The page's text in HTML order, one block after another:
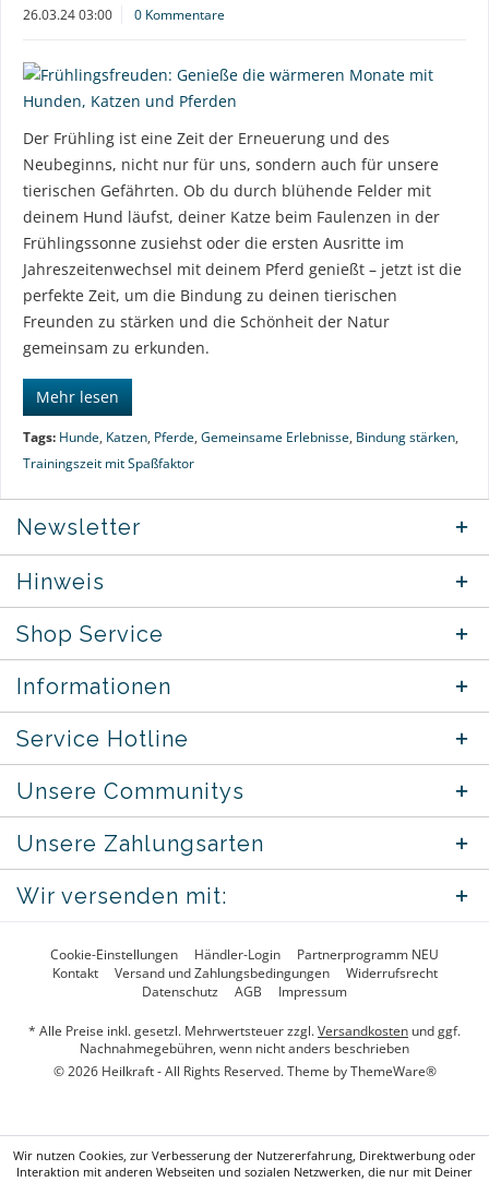
26.03.24 03:00 0 Kommentare
Der Frühling ist eine Zeit der Erneuerung und des
Neubeginns, nicht nur für uns, sondern auch für unsere
tierischen Gefährten. Ob du durch blühende Felder mit
deinem Hund läufst, deiner Katze beim Faulenzen in der
Frühlingssonne zusiehst oder die ersten Ausritte im
Jahreszeitenwechsel mit deinem Pferd genießt – jetzt ist die
perfekte Zeit, um die Bindung zu deinen tierischen
Freunden zu stärken und die Schönheit der Natur
gemeinsam zu erkunden.
Mehr lesen
Tags: Hunde, Katzen, Pferde, Gemeinsame Erlebnisse, Bindung stärken,
Trainingszeit mit Spaßfaktor
Newsletter
Hinweis
Shop Service
Informationen
Service Hotline
Unsere Communitys
Unsere Zahlungsarten
Wir versenden mit:
Cookie-Einstellungen Händler-Login
Partnerprogramm NEU
Kontakt
Versand und Zahlungsbedingungen
Widerrufsrecht
Datenschutz
AGB Impressum
* Alle Preise inkl. gesetzl. Mehrwertsteuer zzgl.Versandkosten und ggf.
Nachnahmegebühren, wenn nicht anders beschrieben
© 2026 Heilkraft - All Rights Reserved. Theme byThemeWare®
Wir nutzen Cookies, zur Verbesserung der Nutzererfahrung, Direktwerbung oder
Interaktion mit anderen Webseiten und sozialen Netzwerken, die nur mit Deiner